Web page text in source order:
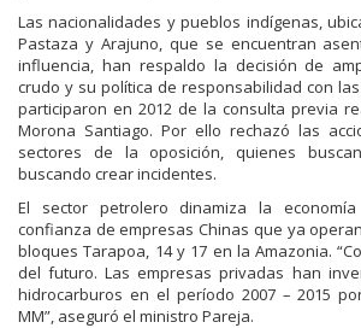
Las nacionalidades y pueblos indígenas,
Pastaza y Arajuno, que se encuentran
influencia, han respaldo la decisión de
crudo y su política de responsabilidad con
participaron en 2012 de la consulta previa
Morona Santiago. Por ello rechazó las
sectores de la oposición, quienes
buscando crear incidentes.
El sector petrolero dinamiza la
confianza de empresas Chinas que ya
bloques Tarapoa, 14 y 17 en la Amazonia.
del futuro. Las empresas privadas han
hidrocarburos en el período 2007 – 2015
MM”, aseguró el ministro Pareja.